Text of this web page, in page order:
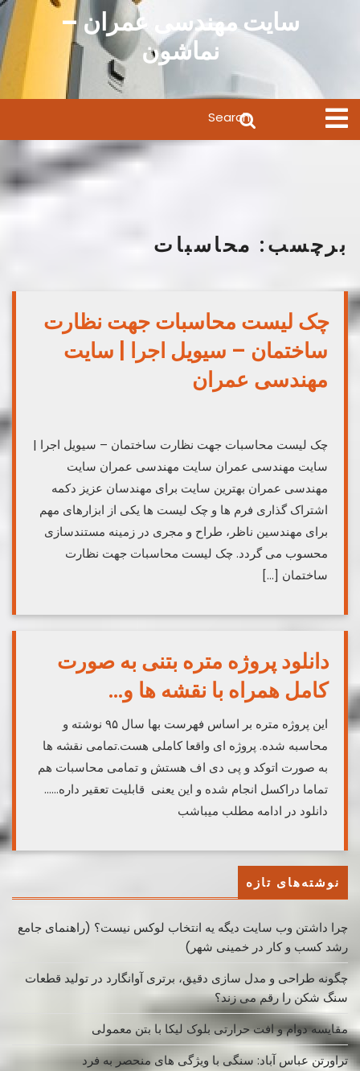
سایت مهندسی عمران –
نماشون
Open
Menu
for:
برچسب: محاسبات
چک لیست محاسبات جهت نظارت
ساختمان – سیویل اجرا | سایت
مهندسی عمران
چک لیست محاسبات جهت نظارت ساختمان – سیویل اجرا |
سایت مهندسی عمران سایت مهندسی عمران سایت
مهندسی عمران بهترین سایت برای مهندسان عزیز دکمه
اشتراک گذاری فرم ها و چک لیست ها یکی از ابزارهای مهم
برای مهندسین ناظر، طراح و مجری در زمینه مستندسازی
محسوب می گردد. چک لیست محاسبات جهت نظارت
ساختمان […]
دانلود پروژه متره بتنی به صورت
کامل همراه با نقشه ها و…
این پروژه متره بر اساس فهرست بها سال ۹۵ نوشته و
محاسبه شده. پروژه ای واقعا کاملی هست.تمامی نقشه ها
به صورت اتوکد و پی دی اف هستش و تمامی محاسبات هم
تماما دراکسل انجام شده و این یعنی قابلیت تعقیر داره……
دانلود در ادامه مطلب میباشب
نوشته‌های تازه
چرا داشتن وب سایت دیگه یه انتخاب لوکس نیست؟ (راهنمای جامع
رشد کسب ‌و کار در خمینی ‌شهر)
چگونه طراحی و مدل سازی دقیق، برتری آوانگارد در تولید قطعات
سنگ شکن را رقم می زند؟
مقایسه دوام و افت حرارتی بلوک لیکا با بتن معمولی
تراورتن عباس آباد: سنگی با ویژگی های منحصر به فرد